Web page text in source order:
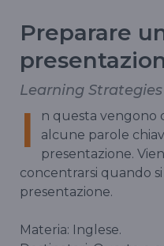
Preparare
Learning Strategies
I
n questa vengono
alcune parole
presentazione.
concentrarsi quando
presentazione.
Materia: Inglese.